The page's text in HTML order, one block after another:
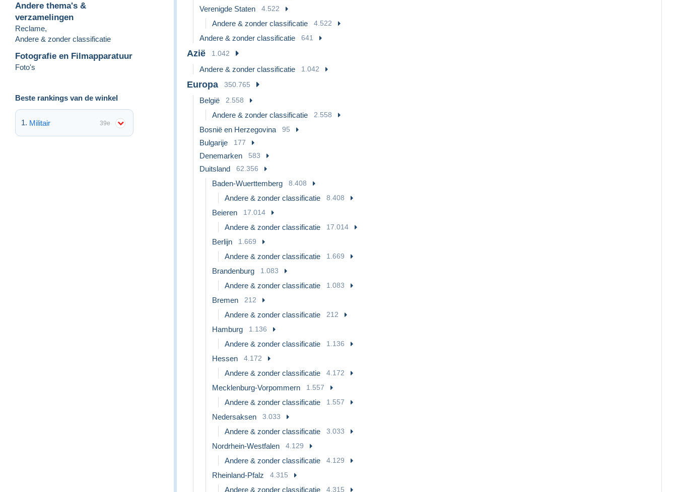
Andere thema's &
verzamelingen
Reclame,
Andere & zonder classificatie
Fotografie en Filmapparatuur
Foto's
Beste rankings van de winkel
Militair 39e
Verenigde Staten 4.522
Andere & zonder classificatie 4.522
Andere & zonder classificatie 641
Azië 1.042
Andere & zonder classificatie 1.042
Europa 350.765
België 2.558
Andere & zonder classificatie 2.558
Bosnië en Herzegovina 95
Bulgarije 177
Denemarken 583
Duitsland 62.356
Baden-Wuerttemberg 8.408
Andere & zonder classificatie 8.408
Beieren 17.014
Andere & zonder classificatie 17.014
Berlijn 1.669
Andere & zonder classificatie 1.669
Brandenburg 1.083
Andere & zonder classificatie 1.083
Bremen 212
Andere & zonder classificatie 212
Hamburg 1.136
Andere & zonder classificatie 1.136
Hessen 4.172
Andere & zonder classificatie 4.172
Mecklenburg-Vorpommern 1.557
Andere & zonder classificatie 1.557
Nedersaksen 3.033
Andere & zonder classificatie 3.033
Nordrhein-Westfalen 4.129
Andere & zonder classificatie 4.129
Rheinland-Pfalz 4.315
Andere & zonder classificatie 4.315